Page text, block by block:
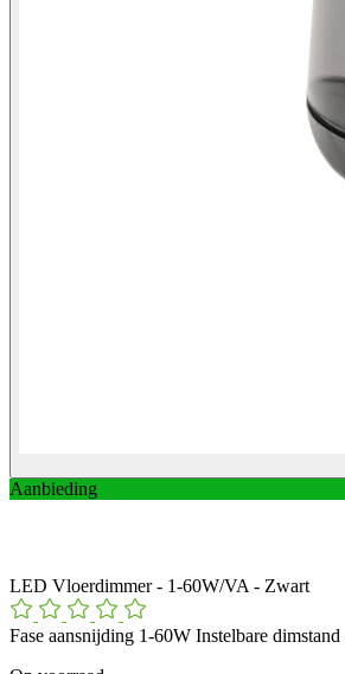
Aanbieding
LED Vloerdimmer - 1-60W/VA - Zwart
Fase aansnijding 1-60W Instelbare dimstand